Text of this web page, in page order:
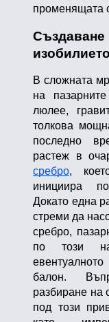
променящата
В сложната
на
люлее,
толкова
последно
растеж в
сребро,
инициира
Докато една
стреми да
сребро,
по този
балон.
разбиране на
под този